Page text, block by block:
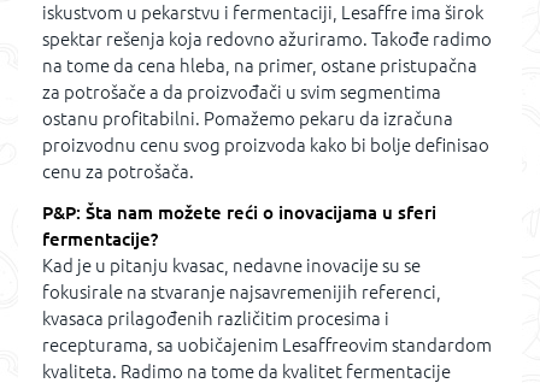
iskustvom u pekarstvu i fermentaciji, Lesaffre ima širok
spektar rešenja koja redovno ažuriramo. Takođe radimo
na tome da cena hleba, na primer, ostane pristupačna
za potrošače a da proizvođači u svim segmentima
ostanu profitabilni. Pomažemo pekaru da izračuna
proizvodnu cenu svog proizvoda kako bi bolje definisao
cenu za potrošača.
P&P: Šta nam možete reći o inovacijama u sferi
fermentacije?
Kad je u pitanju kvasac, nedavne inovacije su se
fokusirale na stvaranje najsavremenijih referenci,
kvasaca prilagođenih različitim procesima i
recepturama, sa uobičajenim Lesaffreovim standardom
kvaliteta. Radimo na tome da kvalitet fermentacije